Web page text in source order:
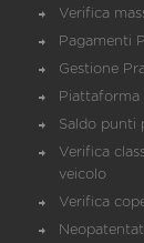
Verifica
Pagamenti
Gestione
Piattaforma
Saldo punti
Verifica
veicolo
Verifica